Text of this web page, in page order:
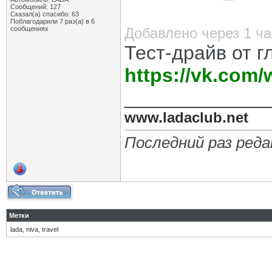
Сообщений: 127
Сказал(а) спасибо: 63
Поблагодарили 7 раз(а) в 6
сообщениях
Добавлено через 1
Тест-драйв от
https://vk.com/
www.ladaclub.net
Последний раз
Метки
lada niva travel